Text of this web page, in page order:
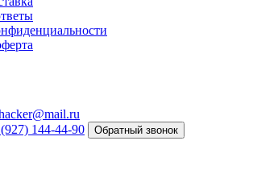
144-44-90 Обратный звонок